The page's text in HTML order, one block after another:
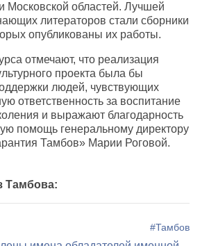
Московской областей. Лучшей
литераторов стали сборники
опубликованы их работы.
отмечают, что реализация
проекта была бы
людей, чувствующих
ответственность за воспитание
и выражают благодарность
помощь генеральному директору
Тамбов» Марии Роговой.
Тамбова:
#Тамбов